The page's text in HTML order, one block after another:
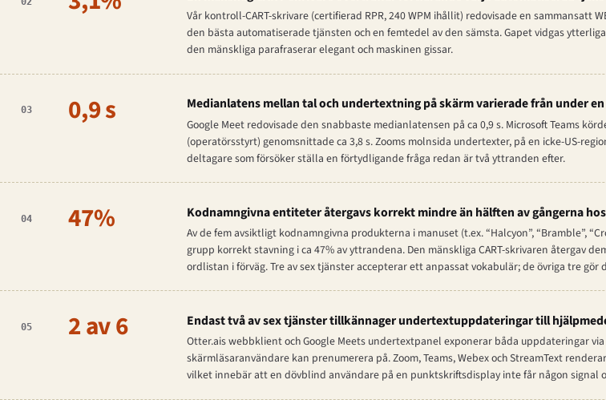
Vår kontroll-CART-skrivare (certifierad RPR, 240 WPM ihållit) redovisade en sammansatt
den bästa automatiserade tjänsten och en femtedel av den sämsta. Gapet vidgas
den mänskliga parafraserar elegant och maskinen gissar.
03 0,9 s Medianlatens mellan tal och undertextning på skärm varierade från under
Google Meet redovisade den snabbaste medianlatensen på ca 0,9 s. Microsoft Teams
(operatörsstyrt) genomsnittade ca 3,8 s. Zooms molnsida undertexter, på en icke-US-
deltagare som försöker ställa en förtydligande fråga redan är två yttranden efter.
04 47% Kodnamngivna entiteter återgavs korrekt mindre än hälften av gångerna
Av de fem avsiktligt kodnamngivna produkterna i manuset (t.ex. “Halcyon”, “Bramble”,
grupp korrekt stavning i ca 47% av yttrandena. Den mänskliga CART-skrivaren återgav
ordlistan i förväg. Tre av sex tjänster accepterar ett anpassat vokabulär; de övriga tre gör
05 2 av 6 Endast två av sex tjänster tillkännager undertextuppdateringar till
Otter.ais webbklient och Google Meets undertextpanel exponerar båda uppdateringar via
skärmläsaranvändare kan prenumerera på. Zoom, Teams, Webex och StreamText
vilket innebär att en dövblind användare på en punktskriftsdisplay inte får någon signal